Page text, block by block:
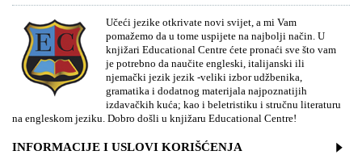
Učeći jezike otkrivate novi svijet, a mi Vam
pomažemo da u tome uspijete na najbolji način. U
knjižari Educational Centre ćete pronaći sve što vam
je potrebno da naučite engleski, italijanski ili
njemački jezik jezik -veliki izbor udžbenika,
gramatika i dodatnog materijala najpoznatijih
izdavačkih kuća; kao i beletristiku i stručnu literaturu
na engleskom jeziku. Dobro došli u knjižaru Educational Centre!
INFORMACIJE I USLOVI KORIŠĆENJA